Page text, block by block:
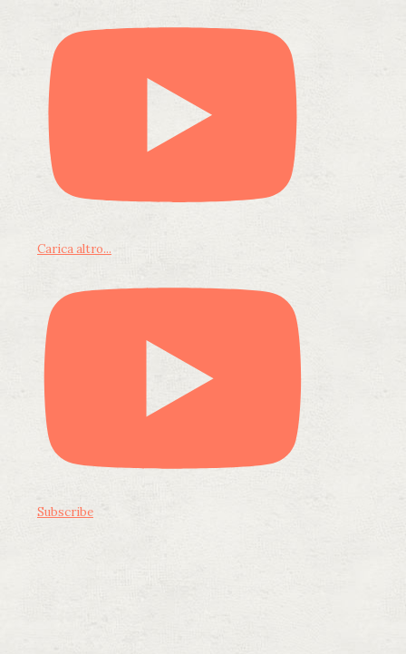
Carica altro...
Subscribe